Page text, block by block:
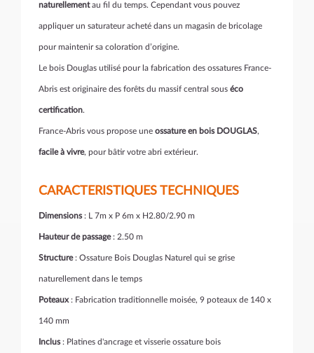
naturellementau fil du temps. Cependant vous pouvez
appliquer un saturateur acheté dans un magasin de bricolage
pour maintenir sa coloration d’origine.
Le bois Douglas utilisé pour la fabrication des ossatures France-
Abris est originaire des forêts du massif central sous éco
certification.
France-Abris vous propose une ossature en bois DOUGLAS,
facile à vivre, pour bâtir votre abri extérieur.
CARACTERISTIQUES TECHNIQUES
Dimensions: L 7m x P 6m x H2.80/2.90 m
Hauteur de passage: 2.50 m
Structure: Ossature Bois Douglas Naturel qui se grise
naturellement dans le temps
Poteaux: Fabrication traditionnelle moisée, 9 poteaux de 140 x
140 mm
Inclus: Platines d'ancrage et visserie ossature bois